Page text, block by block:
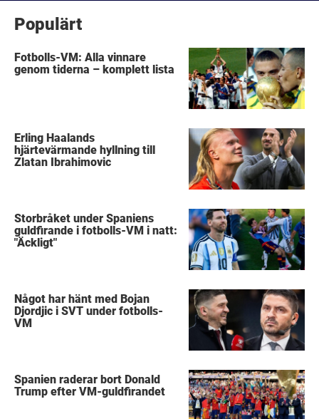
Populärt
Fotbolls-VM: Alla vinnare
genom tiderna – komplett lista
Erling Haalands
hjärtevärmande hyllning till
Zlatan Ibrahimovic
Storbråket under Spaniens
guldfirande i fotbolls-VM i natt:
"Äckligt"
Något har hänt med Bojan
Djordjic i SVT under fotbolls-
VM
Spanien raderar bort Donald
Trump efter VM-guldfirandet